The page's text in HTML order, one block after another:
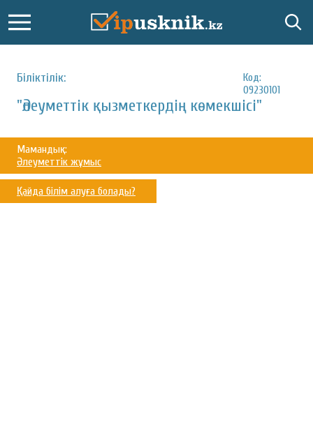
Біліктілік:
Код:
09230101
"Әлеуметтік қызметкердің көмекшісі"
Мамандық:
Әлеуметтік жұмыс
Қайда білім алуға болады?